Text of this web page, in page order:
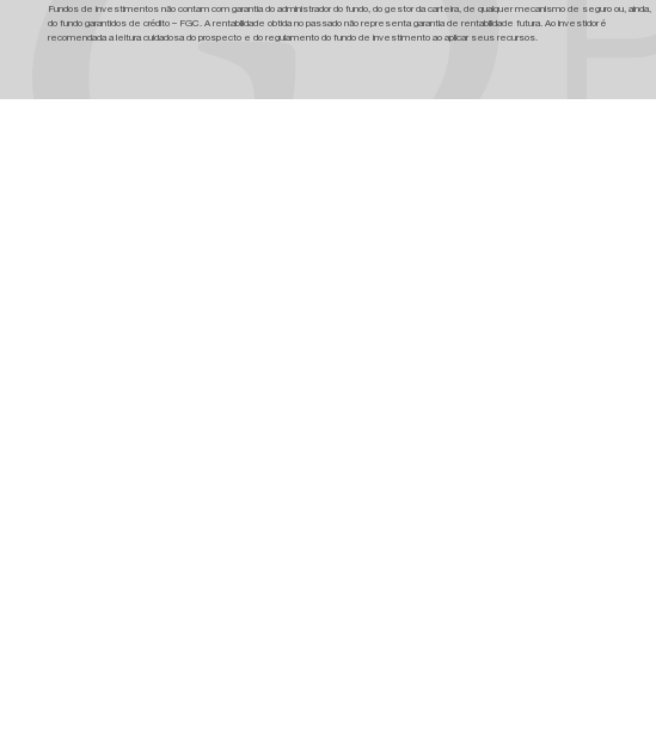
Fundos de investimentos não contam com garantia do administrador do fundo, do gestor da carteira, de qualquer mecanismo de seguro ou, ainda,
do fundo garantidos de crédito – FGC. A rentabilidade obtida no passado não representa garantia de rentabilidade futura. Ao investidor é
recomendada a leitura cuidadosa do prospecto e do regulamento do fundo de investimento ao aplicar seus recursos.